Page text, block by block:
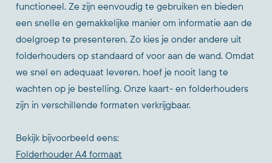
functioneel. Ze zijn eenvoudig te gebruiken en bieden
een snelle en gemakkelijke manier om informatie aan de
doelgroep te presenteren. Zo kies je onder andere uit
folderhouders op standaard of voor aan de wand. Omdat
we snel en adequaat leveren, hoef je nooit lang te
wachten op je bestelling. Onze kaart- en folderhouders
zijn in verschillende formaten verkrijgbaar.
Bekijk bijvoorbeeld eens:
Folderhouder A4 formaat